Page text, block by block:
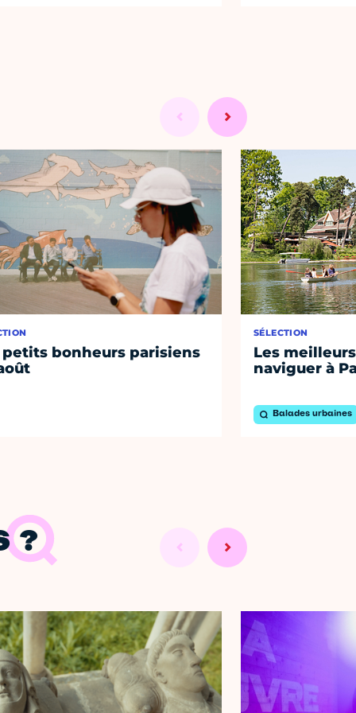
petits bonheurs parisiens
SÉLECTION
Les
naviguer à
Balades urbaines
?